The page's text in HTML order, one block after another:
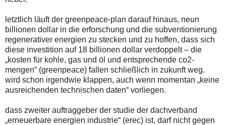
letztlich läuft der greenpeace-plan darauf hinaus, neun
billionen dollar in die erforschung und die subventionierung
regenerativer energien zu stecken und zu hoffen, dass sich
diese investition auf 18 billionen dollar verdoppelt – die
„kosten für kohle, gas und öl und entsprechende co2-
mengen“ (greenpeace) fallen schließlich in zukunft weg.
wird schon irgendwie klappen, auch wenn momentan „keine
ausreichenden technischen daten“ vorliegen.
dass zweiter auftraggeber der studie der dachverband
„erneuerbare energien industrie“ (erec) ist, darf nicht gegen